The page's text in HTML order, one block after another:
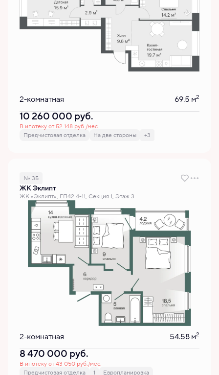
2-комнатная 69.5 м2
10 260 000 руб.
В ипотеку от 52 148 руб./мес.
Предчистовая отделка
На две стороны +3
№ 35
ЖК Эклипт
ЖК «Эклипт», ГП42.4-11, Секция 1, Этаж 3
2-комнатная 54.58 м2
8 470 000 руб.
В ипотеку от 43 050 руб./мес.
Предчистовая отделка
1 Европланировка